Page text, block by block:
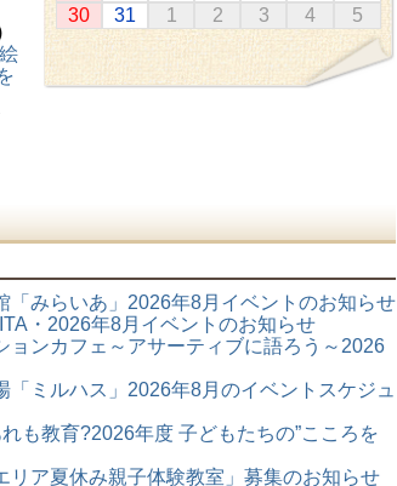
30
31 1 2 3 4 5
みらいあ」2026年8月イベントのお知らせ
・2026年8月イベントのお知らせ
ンカフェ～アサーティブに語ろう～2026
ミルハス」2026年8月のイベントスケジュ
も教育?2026年度 子どもたちの”こころを
リア夏休み親子体験教室」募集のお知らせ